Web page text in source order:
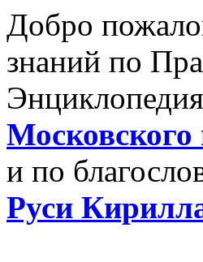
Добро
знаний по
и по
Руси